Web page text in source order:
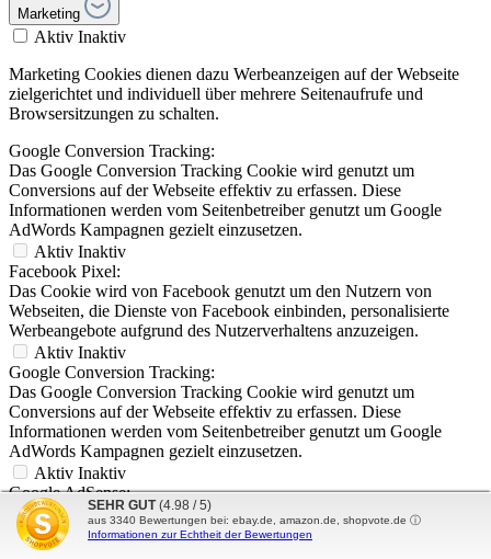
Marketing
Aktiv Inaktiv
Marketing Cookies dienen dazu Werbeanzeigen auf der Webseite
zielgerichtet und individuell über mehrere Seitenaufrufe und
Browsersitzungen zu schalten.
Google Conversion Tracking:
Das Google Conversion Tracking Cookie wird genutzt um
Conversions auf der Webseite effektiv zu erfassen. Diese
Informationen werden vom Seitenbetreiber genutzt um Google
AdWords Kampagnen gezielt einzusetzen.
Aktiv Inaktiv
Facebook Pixel:
Das Cookie wird von Facebook genutzt um den Nutzern von
Webseiten, die Dienste von Facebook einbinden, personalisierte
Werbeangebote aufgrund des Nutzerverhaltens anzuzeigen.
Aktiv Inaktiv
Google Conversion Tracking:
Das Google Conversion Tracking Cookie wird genutzt um
Conversions auf der Webseite effektiv zu erfassen. Diese
Informationen werden vom Seitenbetreiber genutzt um Google
AdWords Kampagnen gezielt einzusetzen.
Aktiv Inaktiv
Google AdSense:
Das Cookie wird von Google AdSense für Förderung der
Werbungseffizienz auf der Webseite verwendet.
Aktiv
SEHR GUT (4.98 / 5)
aus 3340 Bewertungen bei: ebay.de, amazon.de, shopvote.de ⓘ
Informationen zur Echtheit der Bewertungen